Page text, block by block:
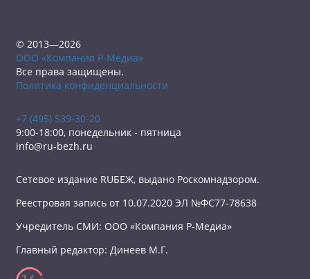
© 2013—2026
ООО «Компания Р-Медиа»
Все права защищены.
Политика конфиденциальности
+7 (495) 539-30-20
9:00-18:00, понедельник - пятница
info@ru-bezh.ru
Сетевое издание RUБЕЖ, выдано Роскомнадзором.
Реестровая запись от 10.07.2020 ЭЛ №ФС77-78638
Учредитель СМИ: ООО «Компания Р-Медиа»
Главный редактор: Динеев М.Г.